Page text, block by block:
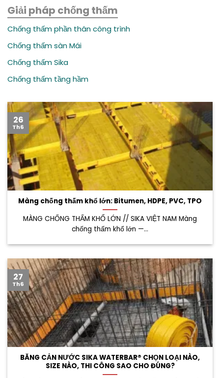
Giải pháp chống thấm
Chống thấm phần thân công trình
Chống thấm sàn Mái
Chống thấm Sika
Chống thấm tầng hầm
Màng chống thấm khổ lớn: Bitumen, HDPE, PVC, TPO
MÀNG CHỐNG THẤM KHỔ LỚN // SIKA VIỆT NAM Màng
chống thấm khổ lớn —...
26
Th6
BĂNG CẢN NƯỚC SIKA WATERBAR® CHỌN LOẠI NÀO,
SIZE NÀO, THI CÔNG SAO CHO ĐÚNG?
27
Th6